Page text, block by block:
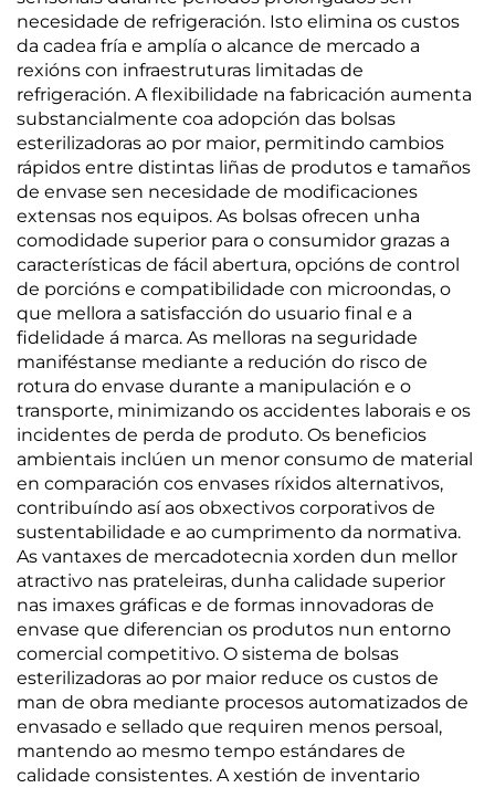
necesidade de refrigeración. Isto elimina os custos
da cadea fría e amplía o alcance de mercado a
rexións con infraestruturas limitadas de
refrigeración. A flexibilidade na fabricación aumenta
substancialmente coa adopción das bolsas
esterilizadoras ao por maior, permitindo cambios
rápidos entre distintas liñas de produtos e tamaños
de envase sen necesidade de modificaciones
extensas nos equipos. As bolsas ofrecen unha
comodidade superior para o consumidor grazas a
características de fácil abertura, opcións de control
de porcións e compatibilidade con microondas, o
que mellora a satisfacción do usuario final e a
fidelidade á marca. As melloras na seguridade
maniféstanse mediante a redución do risco de
rotura do envase durante a manipulación e o
transporte, minimizando os accidentes laborais e os
incidentes de perda de produto. Os beneficios
ambientais inclúen un menor consumo de material
en comparación cos envases ríxidos alternativos,
contribuíndo así aos obxectivos corporativos de
sustentabilidade e ao cumprimento da normativa.
As vantaxes de mercadotecnia xorden dun mellor
atractivo nas prateleiras, dunha calidade superior
nas imaxes gráficas e de formas innovadoras de
envase que diferencian os produtos nun entorno
comercial competitivo. O sistema de bolsas
esterilizadoras ao por maior reduce os custos de
man de obra mediante procesos automatizados de
envasado e sellado que requiren menos persoal,
mantendo ao mesmo tempo estándares de
calidade consistentes. A xestión de inventario